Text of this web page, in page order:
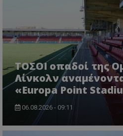
ΤΟΣΟΙ οπαδοί της
Λίνκολν
«Europa Point
06.08.2026 - 09:11